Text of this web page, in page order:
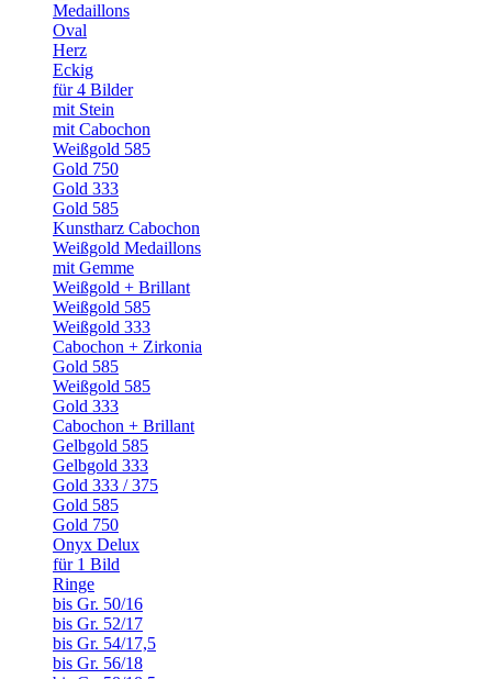
Medaillons
Oval
Herz
Eckig
für 4 Bilder
mit Stein
mit Cabochon
Weißgold 585
Gold 750
Gold 333
Gold 585
Kunstharz Cabochon
Weißgold Medaillons
mit Gemme
Weißgold + Brillant
Weißgold 585
Weißgold 333
Cabochon + Zirkonia
Gold 585
Weißgold 585
Gold 333
Cabochon + Brillant
Gelbgold 585
Gelbgold 333
Gold 333 / 375
Gold 585
Gold 750
Onyx Delux
für 1 Bild
Ringe
bis Gr. 50/16
bis Gr. 52/17
bis Gr. 54/17,5
bis Gr. 56/18